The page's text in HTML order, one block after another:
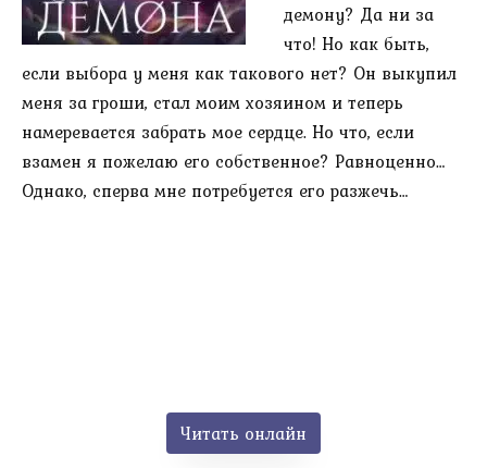
демону? Да ни за
что! Но как быть,
если выбора у меня как такового нет? Он выкупил
меня за гроши, стал моим хозяином и теперь
намеревается забрать мое сердце. Но что, если
взамен я пожелаю его собственное? Равноценно…
Однако, сперва мне потребуется его разжечь…
Читать онлайн